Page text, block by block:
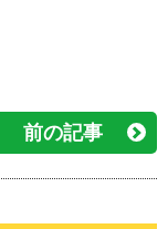
前の記事